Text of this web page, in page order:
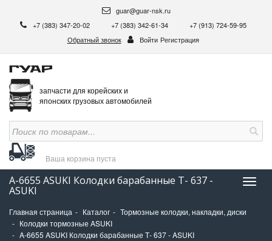
guar@guar-nsk.ru
+7 (383) 347-20-02
+7 (383) 342-61-34
+7 (913) 724-59-95
Обратный звонок
Войти Регистрация
запчасти для корейских и
японских грузовых автомобилей
Ваша корзина пуста
A-6655 ASUKI Колодки барабанные Т- 637 -
ASUKI
Главная страница Каталог
Тормозные колодки, накладки, диски
Колодки тормозные ASUKI
A-6655 ASUKI Колодки барабанные Т- 637 - ASUKI